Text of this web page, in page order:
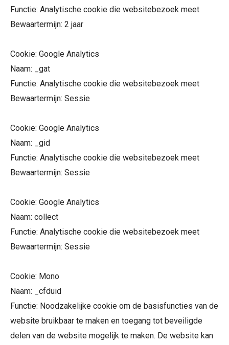
Functie: Analytische cookie die websitebezoek meet
Bewaartermijn: 2 jaar
Cookie: Google Analytics
Naam: _gat
Functie: Analytische cookie die websitebezoek meet
Bewaartermijn: Sessie
Cookie: Google Analytics
Naam: _gid
Functie: Analytische cookie die websitebezoek meet
Bewaartermijn: Sessie
Cookie: Google Analytics
Naam: collect
Functie: Analytische cookie die websitebezoek meet
Bewaartermijn: Sessie
Cookie: Mono
Naam: _cfduid
Functie: Noodzakelijke cookie om de basisfuncties van de
website bruikbaar te maken en toegang tot beveiligde
delen van de website mogelijk te maken. De website kan